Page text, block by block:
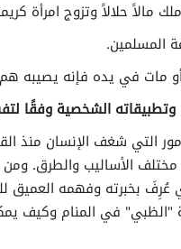
مالاً حلالاً وتزوج امرأة
المسلمين.
مات في يده فإنه يصيبه
الشخصية وفقًا
التي شغف الإنسان
الأساليب والطرق. ومن
عُرِفَ بخبرته وفهمه العميق
في المنام وكيف